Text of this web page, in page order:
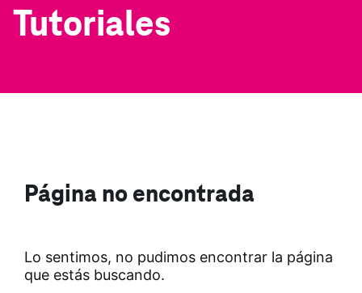
Tutoriales